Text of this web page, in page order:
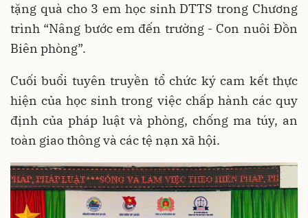
tặng quà cho 3 em học sinh DTTS trong Chương
trình “Nâng bước em đến trường - Con nuôi Đồn
Biên phòng”.
Cuối buổi tuyên truyền tổ chức ký cam kết thực
hiện của học sinh trong việc chấp hành các quy
định của pháp luật và phòng, chống ma túy, an
toàn giao thông và các tệ nạn xã hội.